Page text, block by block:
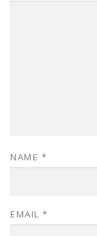
NAME *
EMAIL *